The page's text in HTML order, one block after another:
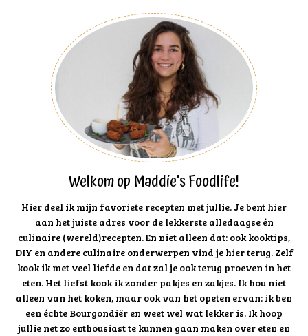
Welkom op Maddie's Foodlife!
Hier deel ik mijn favoriete recepten met jullie. Je bent hier
aan het juiste adres voor de lekkerste alledaagse én
culinaire (wereld)recepten. En niet alleen dat: ook kooktips,
DIY en andere culinaire onderwerpen vind je hier terug. Zelf
kook ik met veel liefde en dat zal je ook terug proeven in het
eten. Het liefst kook ik zonder pakjes en zakjes. Ik hou niet
alleen van het koken, maar ook van het opeten ervan: ik ben
een échte Bourgondiër en weet wel wat lekker is. Ik hoop
jullie net zo enthousiast te kunnen gaan maken over eten en